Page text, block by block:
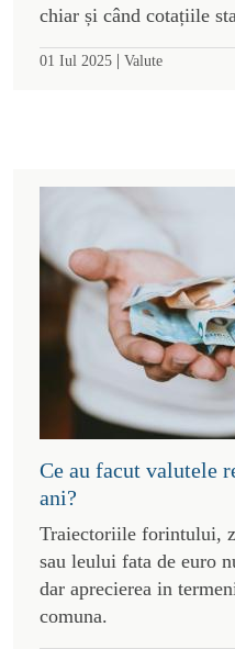
chiar și când cotațiile
01 Iul 2025 | Valute
Ce au facut valutele
ani?
Traiectoriile forintului,
sau leului fata de euro
dar aprecierea in
comuna.